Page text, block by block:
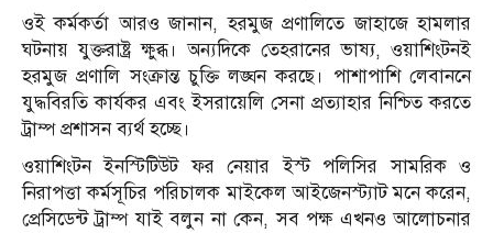
ওই কর্মকর্তা আরও জানান, হরমুজ প্রণালিতে জাহাজে হামলার
ঘটনায় যুক্তরাষ্ট্র ক্ষুব্ধ। অন্যদিকে তেহরানের ভাষ্য, ওয়াশিংটনই
হরমুজ প্রণালি সংক্রান্ত চুক্তি লঙ্ঘন করছে। পাশাপাশি লেবাননে
যুদ্ধবিরতি কার্যকর এবং ইসরায়েলি সেনা প্রত্যাহার নিশ্চিত করতে
ট্রাম্প প্রশাসন ব্যর্থ হচ্ছে।
ওয়াশিংটন ইনস্টিটিউট ফর নেয়ার ইস্ট পলিসির সামরিক ও
নিরাপত্তা কর্মসূচির পরিচালক মাইকেল আইজেনস্ট্যাট মনে করেন,
প্রেসিডেন্ট ট্রাম্প যাই বলুন না কেন, সব পক্ষ এখনও আলোচনার